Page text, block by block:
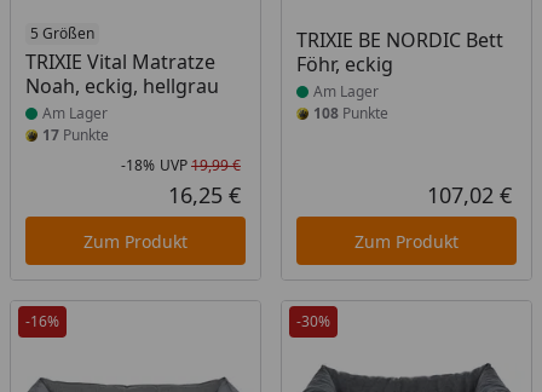
5 Größen
TRIXIE Vital Matratze
Noah, eckig, hellgrau
Produkt am Lager
Am Lager
17 Punkte
Rabatt in Prozent
-18%
Ursprünglicher Preis
UVP19,99 €
Aktueller Preis
16,25 €
Zum Produkt
TRIXIE BE NORDIC Bett
Föhr, eckig
Produkt am Lager
Am Lager
108Punkte
107,02 €
Zum Produkt
-16% -30%